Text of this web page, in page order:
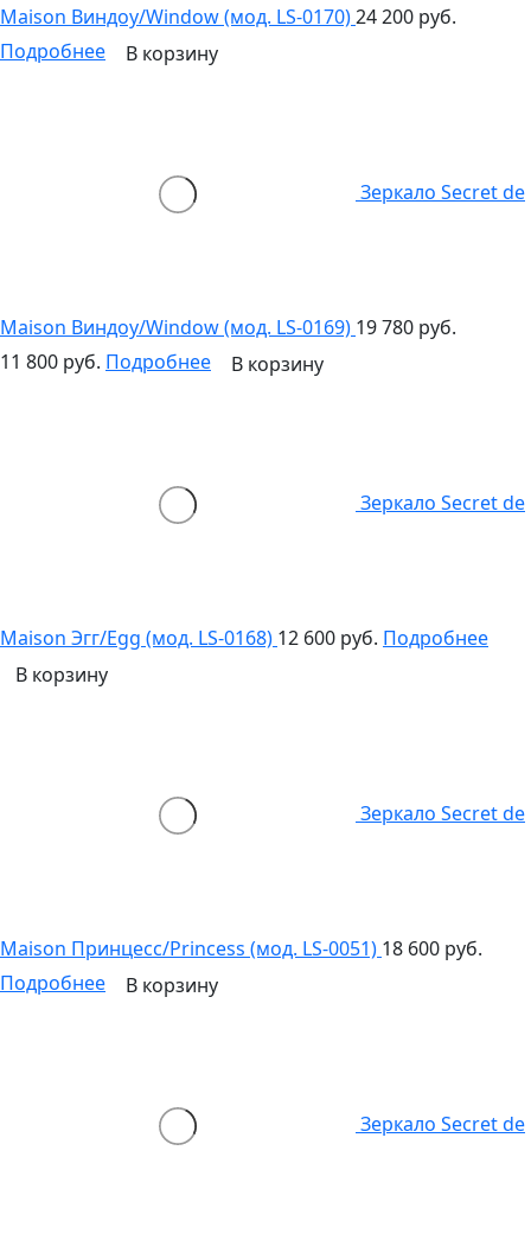
Maison Виндоу/Window (мод. LS-0170)24 200 руб.
Подробнее
В корзину
Зеркало Secret de
Maison Виндоу/Window (мод. LS-0169) 19 780 руб.
11 800 руб. Подробнее В корзину
Зеркало Secret de
Maison Эгг/Egg (мод. LS-0168) 12 600 руб. Подробнее
В корзину
Зеркало Secret de
Maison Принцесс/Princess (мод. LS-0051) 18 600 руб.
Подробнее
В корзину
Зеркало Secret de